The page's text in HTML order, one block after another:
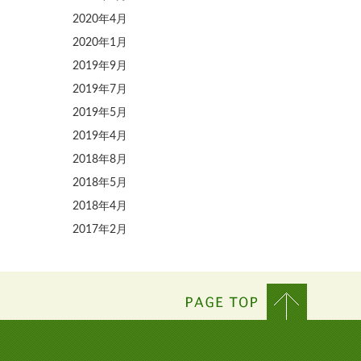
2020年4月
2020年1月
2019年9月
2019年7月
2019年5月
2019年4月
2018年8月
2018年5月
2018年4月
2017年2月